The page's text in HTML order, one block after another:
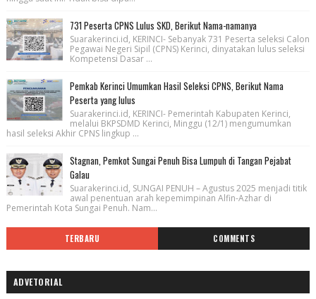
731 Peserta CPNS Lulus SKD, Berikut Nama-namanya
Suarakerinci.id, KERINCI- Sebanyak 731 Peserta seleksi Calon
Pegawai Negeri Sipil (CPNS) Kerinci, dinyatakan lulus seleksi
Kompetensi Dasar ...
Pemkab Kerinci Umumkan Hasil Seleksi CPNS, Berikut Nama
Peserta yang lulus
Suarakerinci.id, KERINCI- Pemerintah Kabupaten Kerinci,
melalui BKPSDMD Kerinci, Minggu (12/1) mengumumkan
hasil seleksi Akhir CPNS lingkup ...
Stagnan, Pemkot Sungai Penuh Bisa Lumpuh di Tangan Pejabat
Galau
Suarakerinci.id, SUNGAI PENUH – Agustus 2025 menjadi titik
awal penentuan arah kepemimpinan Alfin-Azhar di
Pemerintah Kota Sungai Penuh. Nam...
TERBARU COMMENTS
ADVETORIAL